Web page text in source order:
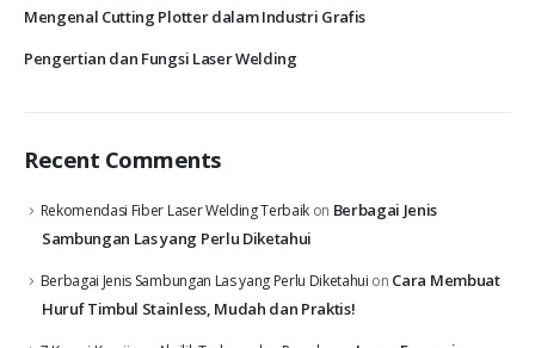
Mengenal Cutting Plotter dalam Industri Grafis
Pengertian dan Fungsi Laser Welding
Recent Comments
Rekomendasi Fiber Laser Welding Terbaik on Berbagai Jenis
Sambungan Las yang Perlu Diketahui
Berbagai Jenis Sambungan Las yang Perlu Diketahui on Cara Membuat
Huruf Timbul Stainless, Mudah dan Praktis!